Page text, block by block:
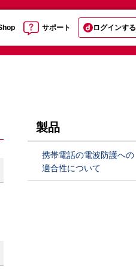
サポート ログインする
製品
携帯電話の電波防護への
適合性について